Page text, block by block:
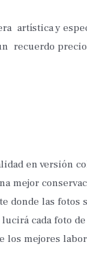
artística y
recuerdo
en versión
mejor
las fotos
cada foto
los mejores